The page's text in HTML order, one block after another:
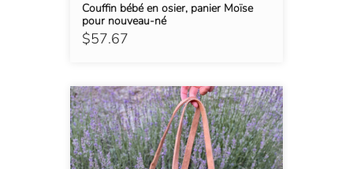
$57.67
Couffin bébé en osier, panier Moïse
pour nouveau-né